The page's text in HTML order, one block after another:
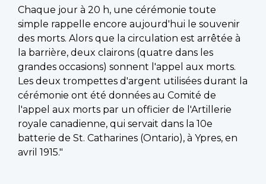
Chaque jour à 20 h, une cérémonie toute
simple rappelle encore aujourd'hui le souvenir
des morts. Alors que la circulation est arrêtée à
la barrière, deux clairons (quatre dans les
grandes occasions) sonnent l'appel aux morts.
Les deux trompettes d'argent utilisées durant la
cérémonie ont été données au Comité de
l'appel aux morts par un officier de l'Artillerie
royale canadienne, qui servait dans la 10e
batterie de St. Catharines (Ontario), à Ypres, en
avril 1915."